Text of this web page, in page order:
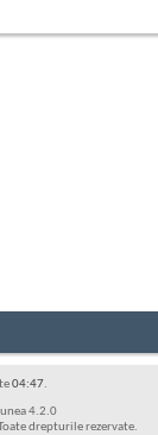
04:47.
4.2.0
drepturile rezervate.